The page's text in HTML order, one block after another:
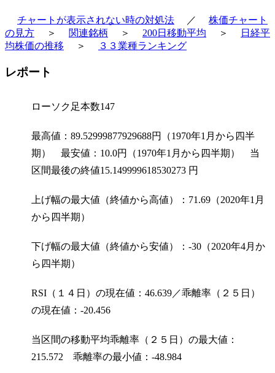
チャートが表示されない時の対処法 ／
株価チャート
の見方
＞ 関連銘柄 ＞ 200日移動平均 ＞
日経平
均株価の推移
＞ ３３業種ランキング
レポート
ローソク足本数147
最高値：89.52999877929688円（1970年1月から四半
期） 最安値：10.0円（1970年1月から四半期） 当
区間最後の終値15.149999618530273 円
上げ幅の最大値（終値から高値）：71.69（2020年1月
から四半期）
下げ幅の最大値（終値から安値）：-30（2020年4月か
ら四半期）
RSI（１４日）の現在値：46.639／乖離率（２５日）
の現在値：-20.456
当区間の移動平均乖離率（２５日）の最大値：
215.572 乖離率の最小値：-48.984